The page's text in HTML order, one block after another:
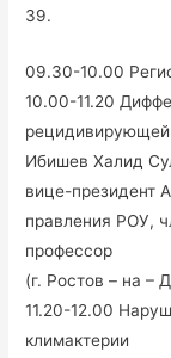
39.
09.30-10.00
10.00-11.20
Ибишев Халид
вице-президент
правления РОУ,
профессор
(г. Ростов – на –
11.20-12.00
климактерии